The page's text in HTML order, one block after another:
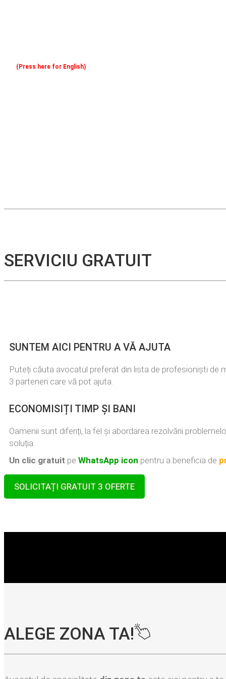
(Press here for English)
SERVICIU GRATUIT
SUNTEM AICI PENTRU A VĂ AJUTA
Puteți căuta avocatul preferat din lista de profesioniști de
3 parteneri care vă pot ajuta.
ECONOMISIȚI TIMP ȘI BANI
Oamenii sunt diferiți, la fel și abordarea rezolvării
soluția.
Un clic gratuit pe WhatsApp icon pentru a beneficia de
SOLICITAȚI GRATUIT 3 OFERTE
ALEGE ZONA TA!